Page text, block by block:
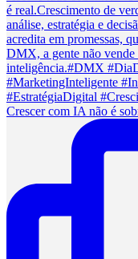
Crescer com IA não é